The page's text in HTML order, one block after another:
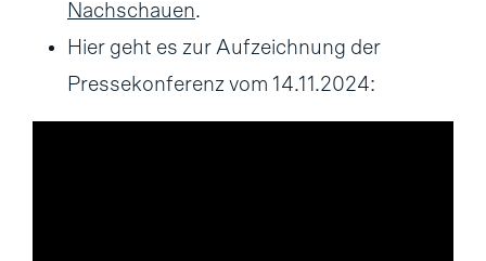
Nachschauen.
Hier geht es zur Aufzeichnung der
Pressekonferenz vom 14.11.2024: